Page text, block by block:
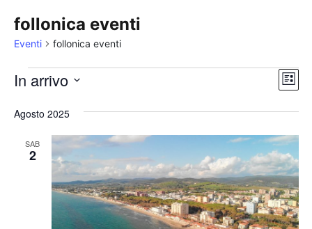
follonica eventi
Eventi follonica eventi
Lista
In arrivo
la
Agosto 2025
SAB
2